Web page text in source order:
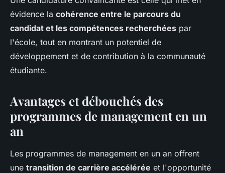
évidence la cohérence entre le parcours du
candidat et les compétences recherchées par
l'école, tout en montrant un potentiel de
développement et de contribution à la communauté
étudiante.
Avantages et débouchés des
programmes de management en un
an
Les programmes de management en un an offrent
une transition de carrière accélérée et l'opportunité